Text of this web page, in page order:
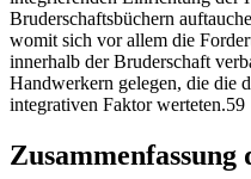
Bruderschaftsbüchern
womit sich vor allem die
innerhalb der Bruderschaft
Handwerkern gelegen, die die
integrativen Faktor werteten.59